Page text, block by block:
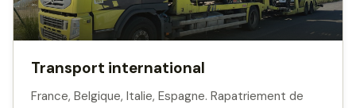
Transport international
France, Belgique, Italie, Espagne. Rapatriement de